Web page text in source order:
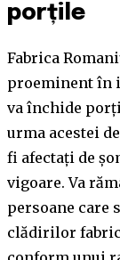
porțile
Fabrica
proeminent în
va închide
urma acestei
fi afectați de
vigoare. Va
persoane care
clădirilor